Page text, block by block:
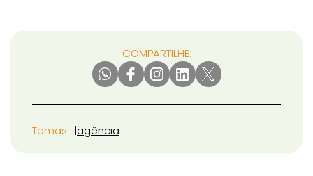
COMPARTILHE:
Temas agência